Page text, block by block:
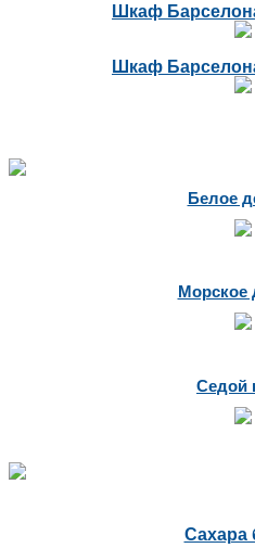
Шкаф
Шкаф
Белое
Морское
Седой
Сахара